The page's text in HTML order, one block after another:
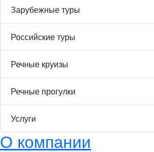
Зарубежные туры
Российские туры
Речные круизы
Речные прогулки
Услуги
О компании